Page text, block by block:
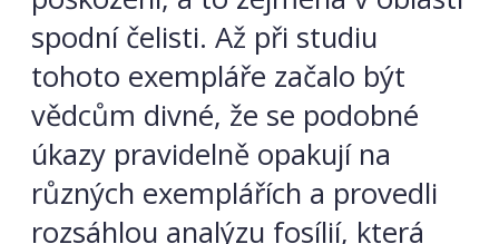
spodní čelisti. Až při studiu
tohoto exempláře začalo být
vědcům divné, že se podobné
úkazy pravidelně opakují na
různých exemplářích a provedli
rozsáhlou analýzu fosílií, která